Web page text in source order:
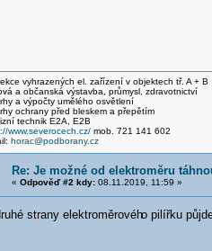
vyhrazených el. zařízení v objektech tř. A + B
a občanská výstavba, průmysl, zdravotnictví
a výpočty umělého osvětlení
ochrany před bleskem a přepětím
technik E2A, E2B
www.severocech.cz/mob. 721 141 602
horac@podborany.cz
Re: Je možné od elektroměru
« Odpověď #2 kdy:08.11.2019, 11:59 »
strany elektroměrového pilířku